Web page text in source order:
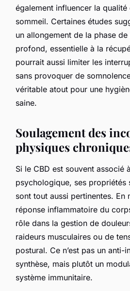
également influencer la
sommeil. Certaines études
un allongement de la phase
profond, essentielle à la
pourrait aussi limiter les
sans provoquer de
véritable atout pour une
saine.
Soulagement des
physiques
Si le CBD est souvent associé
psychologique, ses propriétés
sont tout aussi pertinentes. En
réponse inflammatoire du
rôle dans la gestion de
raideurs musculaires ou de
postural. Ce n’est pas un anti-
synthèse, mais plutôt un
système immunitaire.